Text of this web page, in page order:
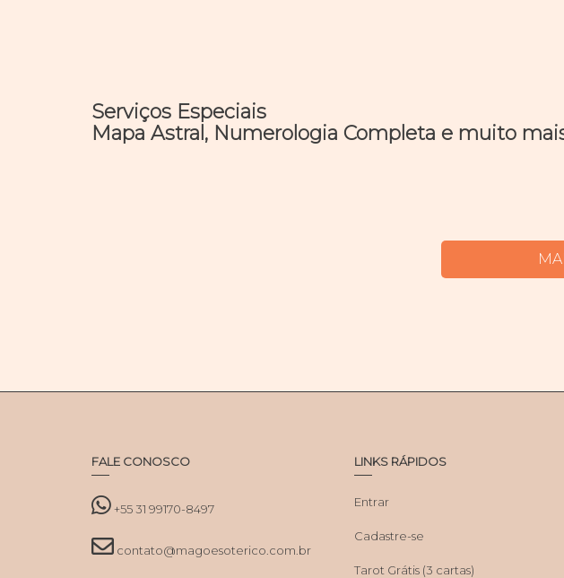
Serviços Especiais
Mapa Astral, Numerologia Completa e muito
FALE CONOSCO
+55 31 99170-8497
contato@magoesoterico.com.br
LINKS RÁPIDOS
Entrar
Cadastre-se
Tarot Grátis (3 cartas)